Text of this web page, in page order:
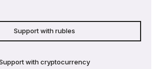
Support with rubles
with cryptocurrency